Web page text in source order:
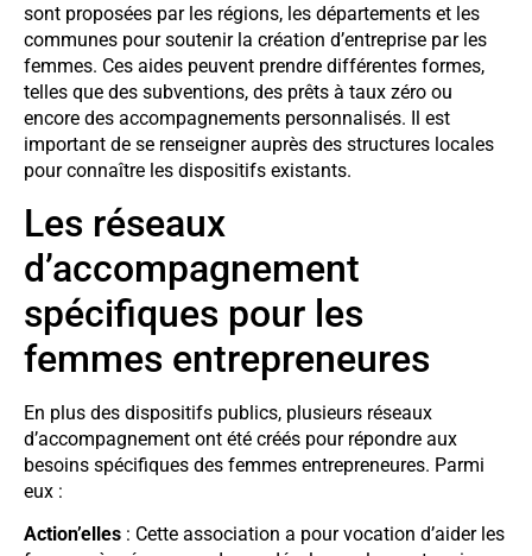
sont proposées par les régions, les départements et les
communes pour soutenir la création d’entreprise par les
femmes. Ces aides peuvent prendre différentes formes,
telles que des subventions, des prêts à taux zéro ou
encore des accompagnements personnalisés. Il est
important de se renseigner auprès des structures locales
pour connaître les dispositifs existants.
Les réseaux
d’accompagnement
spécifiques pour les
femmes entrepreneures
En plus des dispositifs publics, plusieurs réseaux
d’accompagnement ont été créés pour répondre aux
besoins spécifiques des femmes entrepreneures. Parmi
eux :
Action’elles : Cette association a pour vocation d’aider les